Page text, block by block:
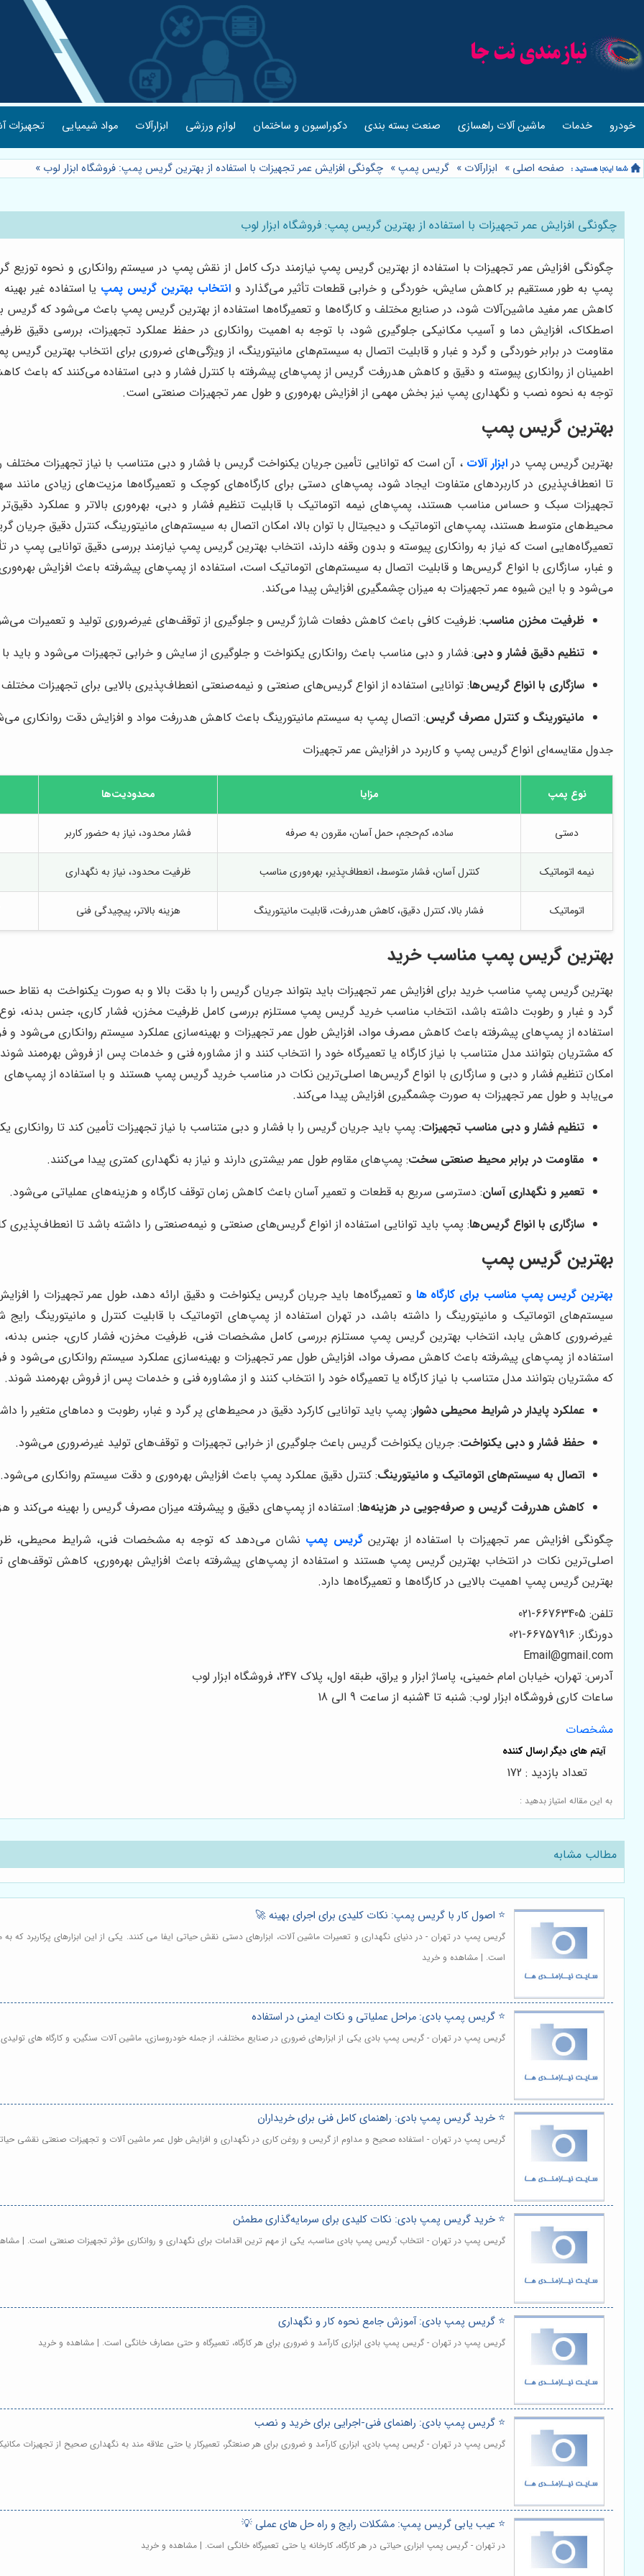
خودرو خدمات ماشین آلات راهسازی صنعت بسته بندی دکوراسیون و ساختمان لوازم ورزشی ابزارآلات مواد شیمیایی تجهیزات
صفحه اصلی » ابزارآلات » گریس پمپ» چگونگی افزایش عمر تجهیزات با استفاده از بهترین گریس پمپ: فروشگاه ابزار لوب »
چگونگی افزایش عمر تجهیزات با استفاده از بهترین گریس پمپ: فروشگاه ابزار لوب
چگونگی افزایش عمر تجهیزات با استفاده از بهترین گریس پمپ نیازمند درک کامل از نقش پمپ در سیستم روانکاری و نحوه
پمپ به طور مستقیم بر کاهش سایش، خوردگی و خرابی قطعات تأثیر می‌گذارد وانتخاب بهترین گریس پمپ یا استفاده غیر
کاهش عمر مفید ماشین‌آلات شود، در صنایع مختلف و کارگاه‌ها و تعمیرگاه‌ها استفاده از بهترین گریس پمپ باعث می‌شود که گریس با
اصطکاک، افزایش دما و آسیب مکانیکی جلوگیری شود، با توجه به اهمیت روانکاری در حفظ عملکرد تجهیزات، بررسی دقیق
مقاومت در برابر خوردگی و گرد و غبار و قابلیت اتصال به سیستم‌های مانیتورینگ، از ویژگی‌های ضروری برای انتخاب بهترین
اطمینان از روانکاری پیوسته و دقیق و کاهش هدررفت گریس از پمپ‌های پیشرفته با کنترل فشار و دبی استفاده می‌کنند که
توجه به نحوه نصب و نگهداری پمپ نیز بخش مهمی از افزایش بهره‌وری و طول عمر تجهیزات صنعتی است.
بهترین گریس پمپ
بهترین گریس پمپ در ابزار آلات ، آن است که توانایی تأمین جریان یکنواخت گریس با فشار و دبی متناسب با نیاز تجهیزات مختلف
تا انعطاف‌پذیری در کاربردهای متفاوت ایجاد شود، پمپ‌های دستی برای کارگاه‌های کوچک و تعمیرگاه‌ها مزیت‌های زیادی مانند
تجهیزات سبک و حساس مناسب هستند، پمپ‌های نیمه اتوماتیک با قابلیت تنظیم فشار و دبی، بهره‌وری بالاتر و عملکرد
محیط‌های متوسط هستند، پمپ‌های اتوماتیک و دیجیتال با توان بالا، امکان اتصال به سیستم‌های مانیتورینگ، کنترل دقیق جریان
تعمیرگاه‌هایی است که نیاز به روانکاری پیوسته و بدون وقفه دارند، انتخاب بهترین گریس پمپ نیازمند بررسی دقیق توانایی پمپ در
و غبار، سازگاری با انواع گریس‌ها و قابلیت اتصال به سیستم‌های اتوماتیک است، استفاده از پمپ‌های پیشرفته باعث افزایش
می‌شود و با این شیوه عمر تجهیزات به میزان چشمگیری افزایش پیدا می‌کند.
ظرفیت مخزن مناسب: ظرفیت کافی باعث کاهش دفعات شارژ گریس و جلوگیری از توقف‌های غیرضروری تولید و تعمیرات
تنظیم دقیق فشار و دبی: فشار و دبی مناسب باعث روانکاری یکنواخت و جلوگیری از سایش و خرابی تجهیزات می‌شود و باید با
سازگاری با انواع گریس‌ها: توانایی استفاده از انواع گریس‌های صنعتی و نیمه‌صنعتی انعطاف‌پذیری بالایی برای تجهیزات
مانیتورینگ و کنترل مصرف گریس: اتصال پمپ به سیستم مانیتورینگ باعث کاهش هدررفت مواد و افزایش دقت روانکاری
جدول مقایسه‌ای انواع گریس پمپ و کاربرد در افزایش عمر تجهیزات
نوع پمپ مزایا محدودیت‌ها
دستی ساده، کم‌حجم، حمل آسان، مقرون به صرفه فشار محدود، نیاز به حضور کاربر
نیمه اتوماتیک کنترل آسان، فشار متوسط، انعطاف‌پذیر، بهره‌وری مناسب ظرفیت محدود، نیاز به نگهداری
اتوماتیک فشار بالا، کنترل دقیق، کاهش هدررفت، قابلیت مانیتورینگ هزینه بالاتر، پیچیدگی فنی
بهترین گریس پمپ مناسب خرید
بهترین گریس پمپ مناسب خرید برای افزایش عمر تجهیزات باید بتواند جریان گریس را با دقت بالا و به صورت یکنواخت به
گرد و غبار و رطوبت داشته باشد، انتخاب مناسب خرید گریس پمپ مستلزم بررسی کامل ظرفیت مخزن، فشار کاری، جنس بدنه،
استفاده از پمپ‌های پیشرفته باعث کاهش مصرف مواد، افزایش طول عمر تجهیزات و بهینه‌سازی عملکرد سیستم روانکاری می‌شود و
که مشتریان بتوانند مدل متناسب با نیاز کارگاه یا تعمیرگاه خود را انتخاب کنند و از مشاوره فنی و خدمات پس از فروش بهره‌مند
امکان تنظیم فشار و دبی و سازگاری با انواع گریس‌ها اصلی‌ترین نکات در مناسب خرید گریس پمپ هستند و با استفاده از
می‌یابد و طول عمر تجهیزات به صورت چشمگیری افزایش پیدا می‌کند.
تنظیم فشار و دبی مناسب تجهیزات: پمپ باید جریان گریس را با فشار و دبی متناسب با نیاز تجهیزات تأمین کند تا
مقاومت در برابر محیط صنعتی سخت: پمپ‌های مقاوم طول عمر بیشتری دارند و نیاز به نگهداری کمتری پیدا می‌کنند.
تعمیر و نگهداری آسان: دسترسی سریع به قطعات و تعمیر آسان باعث کاهش زمان توقف کارگاه و هزینه‌های عملیاتی می‌شود.
سازگاری با انواع گریس‌ها: پمپ باید توانایی استفاده از انواع گریس‌های صنعتی و نیمه‌صنعتی را داشته باشد تا انعطاف‌پذیری
بهترین گریس پمپ
بهترین گریس پمپ مناسب برای کارگاه ها و تعمیرگاه‌ها باید جریان گریس یکنواخت و دقیق ارائه دهد، طول عمر تجهیزات را
سیستم‌های اتوماتیک و مانیتورینگ را داشته باشد، در تهران استفاده از پمپ‌های اتوماتیک با قابلیت کنترل و مانیتورینگ
غیرضروری کاهش یابد، انتخاب بهترین گریس پمپ مستلزم بررسی کامل مشخصات فنی، ظرفیت مخزن، فشار کاری، جنس
استفاده از پمپ‌های پیشرفته باعث کاهش مصرف مواد، افزایش طول عمر تجهیزات و بهینه‌سازی عملکرد سیستم روانکاری می‌شود و
که مشتریان بتوانند مدل متناسب با نیاز کارگاه یا تعمیرگاه خود را انتخاب کنند و از مشاوره فنی و خدمات پس از فروش بهره‌مند شوند.
عملکرد پایدار در شرایط محیطی دشوار: پمپ باید توانایی کارکرد دقیق در محیط‌های پر گرد و غبار، رطوبت و دماهای متغیر را
حفظ فشار و دبی یکنواخت: جریان یکنواخت گریس باعث جلوگیری از خرابی تجهیزات و توقف‌های تولید غیرضروری می‌شود.
اتصال به سیستم‌های اتوماتیک و مانیتورینگ: کنترل دقیق عملکرد پمپ باعث افزایش بهره‌وری و دقت سیستم روانکاری می‌شود.
کاهش هدررفت گریس و صرفه‌جویی در هزینه‌ها: استفاده از پمپ‌های دقیق و پیشرفته میزان مصرف گریس را بهینه می‌کند و
چگونگی افزایش عمر تجهیزات با استفاده از بهترینگریس پمپ‌ نشان می‌دهد که توجه به مشخصات فنی، شرایط محیطی،
اصلی‌ترین نکات در انتخاب بهترین گریس پمپ هستند و استفاده از پمپ‌های پیشرفته باعث افزایش بهره‌وری، کاهش توقف‌های
بهترین گریس پمپ اهمیت بالایی در کارگاه‌ها و تعمیرگاه‌ها دارد.
تلفن: 66763405-021
دورنگار: 66757916-021
Email@gmail.com
آدرس: تهران، خیابان امام خمینی، پاساژ ابزار و یراق، طبقه اول، پلاک 247، فروشگاه ابزار لوب
ساعات کاری فروشگاه ابزار لوب: شنبه تا 4شنبه از ساعت 9 الی 18
مشخصات
به این مقاله امتیاز بدهید :
تعداد بازدید : 172
مطالب مشابه
⭐️ اصول کار با گریس پمپ: نکات کلیدی برای اجرای بهینه 🚀
گریس پمپ در تهران - در دنیای نگهداری و تعمیرات ماشین آلات، ابزارهای دستی نقش حیاتی ایفا می کنند. یکی از این ابزارهای پرکاربرد
است. | مشاهده و خرید
⭐️ گریس پمپ بادی: مراحل عملیاتی و نکات ایمنی در استفاده
گریس پمپ در تهران - گریس پمپ بادی یکی از ابزارهای ضروری در صنایع مختلف، از جمله خودروسازی، ماشین آلات سنگین، و کارگاه های
⭐️ خرید گریس پمپ بادی: راهنمای کامل فنی برای خریداران
گریس پمپ در تهران - استفاده صحیح و مداوم از گریس و روغن کاری در نگهداری و افزایش طول عمر ماشین آلات و تجهیزات صنعتی نقشی
⭐️ خرید گریس پمپ بادی: نکات کلیدی برای سرمایه‌گذاری مطمئن
گریس پمپ در تهران - انتخاب گریس پمپ بادی مناسب، یکی از مهم ترین اقدامات برای نگهداری و روانکاری مؤثر تجهیزات صنعتی است. |
⭐️ گریس پمپ بادی: آموزش جامع نحوه کار و نگهداری
گریس پمپ در تهران - گریس پمپ بادی ابزاری کارآمد و ضروری برای هر کارگاه، تعمیرگاه و حتی مصارف خانگی است. | مشاهده و خرید
⭐️ گریس پمپ بادی: راهنمای فنی-اجرایی برای خرید و نصب
گریس پمپ در تهران - گریس پمپ بادی، ابزاری کارآمد و ضروری برای هر صنعتگر، تعمیرکار یا حتی علاقه مند به نگهداری صحیح از تجهیزات
⭐️ عیب یابی گریس پمپ: مشکلات رایج و راه حل های عملی 💡
در تهران - گریس پمپ ابزاری حیاتی در هر کارگاه، کارخانه یا حتی تعمیرگاه خانگی است. | مشاهده و خرید